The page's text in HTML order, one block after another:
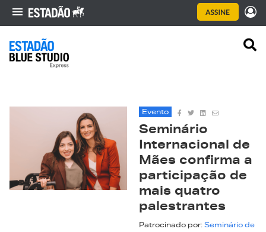
Evento
Seminário
Internacional de
Mães confirma a
participação de
mais quatro
palestrantes
Patrocinado por: Seminário de